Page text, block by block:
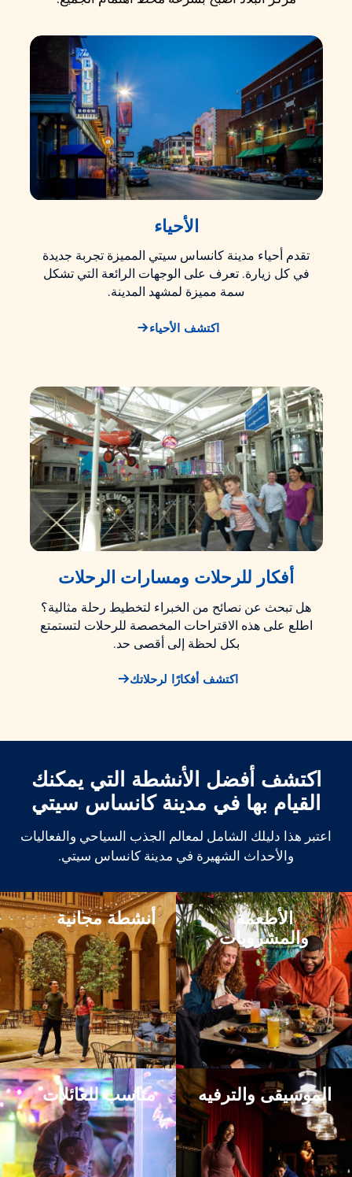
الأحياء
تقدم أحياء مدينة كانساس سيتي المميزة تجربة جديدة
في كل زيارة. تعرف على الوجهات الرائعة التي تشكل
سمة مميزة لمشهد المدينة.
اكتشف الأحياء
أفكار للرحلات ومسارات الرحلات
هل تبحث عن نصائح من الخبراء لتخطيط رحلة مثالية؟
اطلع على هذه الاقتراحات المخصصة للرحلات لتستمتع
بكل لحظة إلى أقصى حد.
اكتشف أفكارًا لرحلاتك
اكتشف أفضل الأنشطة التي يمكنك
القيام بها في مدينة كانساس سيتي
اعتبر هذا دليلك الشامل لمعالم الجذب السياحي والفعاليات
والأحداث الشهيرة في مدينة كانساس سيتي.
الأطعمة
والمشروبات
أنشطة مجانية
الموسيقى والترفيه مناسب للعائلات